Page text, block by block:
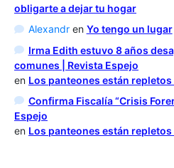
obligarte a dejar tu hogar
Alexandren Yo tengo un lugar
Irma Edith estuvo 8 años
comunes | Revista Espejo
en Los panteones están
Confirma Fiscalía “Crisis
Espejo
en Los panteones están